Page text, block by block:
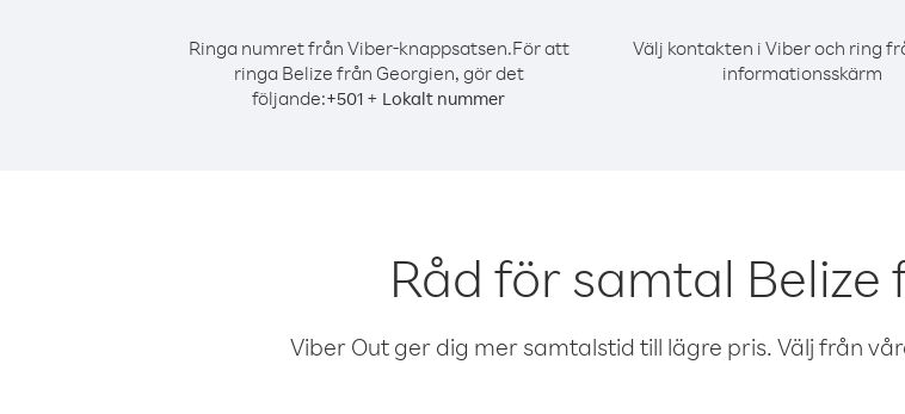
Ringa numret från Viber-knappsatsen.För att
ringa Belize från Georgien, gör det
följande:+501 + Lokalt nummer
Välj kontakten i Viber och ring
informationsskärm
Råd för samtal Belize
Viber Out ger dig mer samtalstid till lägre pris. Välj från